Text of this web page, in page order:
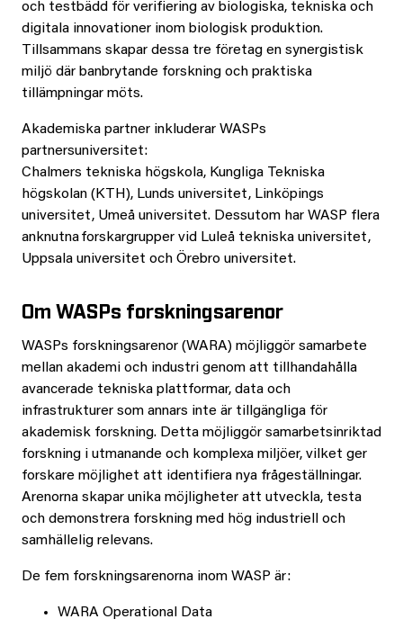
och testbädd för verifiering av biologiska, tekniska och
digitala innovationer inom biologisk produktion.
Tillsammans skapar dessa tre företag en synergistisk
miljö där banbrytande forskning och praktiska
tillämpningar möts.
Akademiska partner inkluderar WASPs
partnersuniversitet:
Chalmers tekniska högskola, Kungliga Tekniska
högskolan (KTH), Lunds universitet, Linköpings
universitet, Umeå universitet. Dessutom har WASP flera
anknutna forskargrupper vid Luleå tekniska universitet,
Uppsala universitet och Örebro universitet.
Om WASPs forskningsarenor
WASPs forskningsarenor (WARA) möjliggör samarbete
mellan akademi och industri genom att tillhandahålla
avancerade tekniska plattformar, data och
infrastrukturer som annars inte är tillgängliga för
akademisk forskning. Detta möjliggör samarbetsinriktad
forskning i utmanande och komplexa miljöer, vilket ger
forskare möjlighet att identifiera nya frågeställningar.
Arenorna skapar unika möjligheter att utveckla, testa
och demonstrera forskning med hög industriell och
samhällelig relevans.
De fem forskningsarenorna inom WASP är:
WARA Operational Data